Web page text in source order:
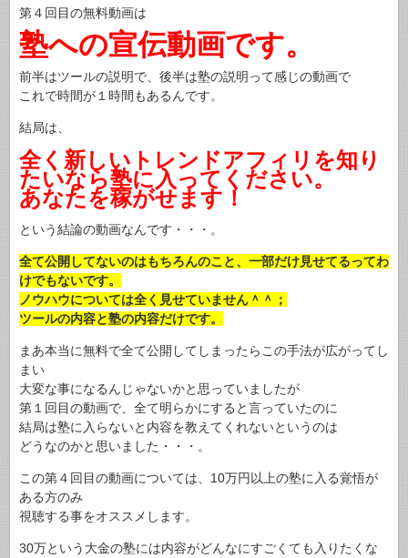
第４回目の無料動画は
塾への宣伝動画です。
前半はツールの説明で、後半は塾の説明って感じの動画で
これで時間が１時間もあるんです。
結局は、
全く新しいトレンドアフィリを知り
たいなら塾に入ってください。
あなたを稼がせます！
という結論の動画なんです・・・。
全て公開してないのはもちろんのこと、一部だけ見せてるってわ
けでもないです。
ノウハウについては全く見せていません＾＾；
ツールの内容と塾の内容だけです。
まあ本当に無料で全て公開してしまったらこの手法が広がってし
まい
大変な事になるんじゃないかと思っていましたが
第１回目の動画で、全て明らかにすると言っていたのに
結局は塾に入らないと内容を教えてくれないというのは
どうなのかと思いました・・・。
この第４回目の動画については、10万円以上の塾に入る覚悟が
ある方のみ
視聴する事をオススメします。
30万という大金の塾には内容がどんなにすごくても入りたくな